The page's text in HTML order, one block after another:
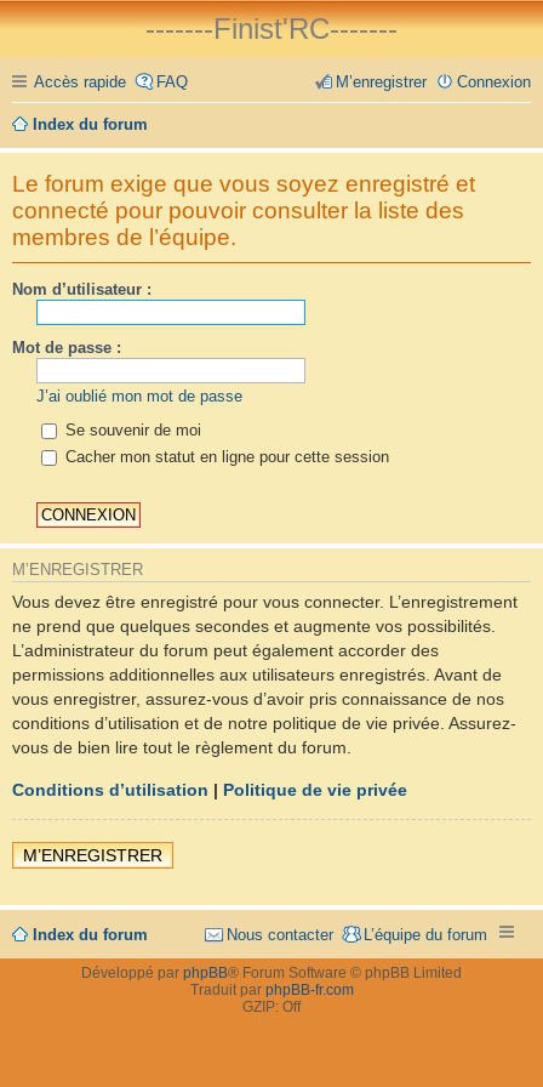
-------Finist'RC-------
Accès rapide FAQ Connexion
M’enregistrer
Index du forum
Le forum exige que vous soyez enregistré et
connecté pour pouvoir consulter la liste des
membres de l’équipe.
Nom d’utilisateur :
Mot de passe :
J’ai oublié mon mot de passe
Se souvenir de moi
Cacher mon statut en ligne pour cette session
M’ENREGISTRER
Vous devez être enregistré pour vous connecter. L’enregistrement
ne prend que quelques secondes et augmente vos possibilités.
L’administrateur du forum peut également accorder des
permissions additionnelles aux utilisateurs enregistrés. Avant de
vous enregistrer, assurez-vous d’avoir pris connaissance de nos
conditions d’utilisation et de notre politique de vie privée. Assurez-
vous de bien lire tout le règlement du forum.
Conditions d’utilisation | Politique de vie privée
M’ENREGISTRER
Index du forum L’équipe du forum
Nous contacter
Développé par phpBB® Forum Software © phpBB Limited
Traduit par phpBB-fr.com
GZIP: Off